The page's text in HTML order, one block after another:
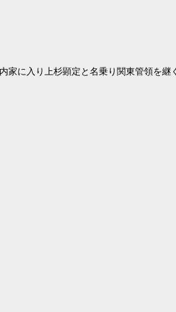
家に入り上杉顕定と名乗り関東管領を継